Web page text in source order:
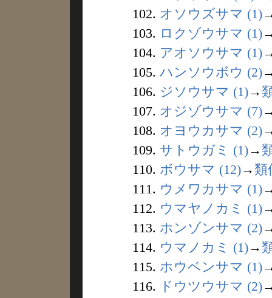
102. オソウズサマ (1)
103. ロクゾウサマ (1)
104. アオソウサマ (1)
105. ハンソウボウ (2)
106. ジソウサマ (1)→
107. オジゾウサマ (7)
108. オヨウカサマ (2)
109. サトウガミ (1)→
110. ボウサマ (12)→ 類
111. ウメワカサマ (1)
112. ウマヤノカミ (1)
113. ホンゾンサマ (2)
114. ウマノカミ (1)→
115. ホウベンサマ (1)
116.
ドウツウサマ (2)